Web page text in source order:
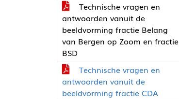
Technische vragen en
antwoorden vanuit de
beeldvorming fractie Belang
van Bergen op Zoom en fractie
BSD
Technische vragen en
antwoorden vanuit de
beeldvorming fractie CDA